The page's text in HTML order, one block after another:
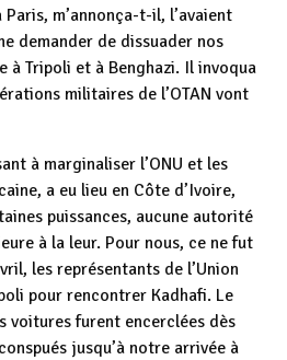
m’annonça-t-il, l’avaient
demander de dissuader nos
à Tripoli et à Benghazi. Il invoqua
militaires de l’OTAN vont
à marginaliser l’ONU et les
a eu lieu en Côte d’Ivoire,
puissances, aucune autorité
à la leur. Pour nous, ce ne fut
les représentants de l’Union
pour rencontrer Kadhafi. Le
voitures furent encerclées dès
jusqu’à notre arrivée à